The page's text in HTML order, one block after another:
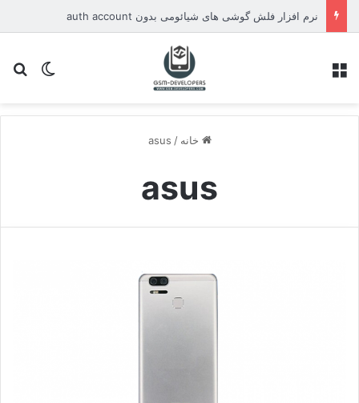
نرم افزار فلش گوشی های شیائومی بدون auth account
تغییر
خانه /
asus
asus